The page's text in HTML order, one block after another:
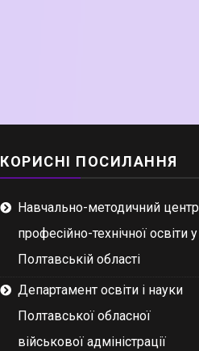
КОРИСНІ ПОСИЛАННЯ
Навчально-методичний центр
професійно-технічної освіти у
Полтавській області
Департамент освіти і науки
Полтавської обласної
військової адміністрації